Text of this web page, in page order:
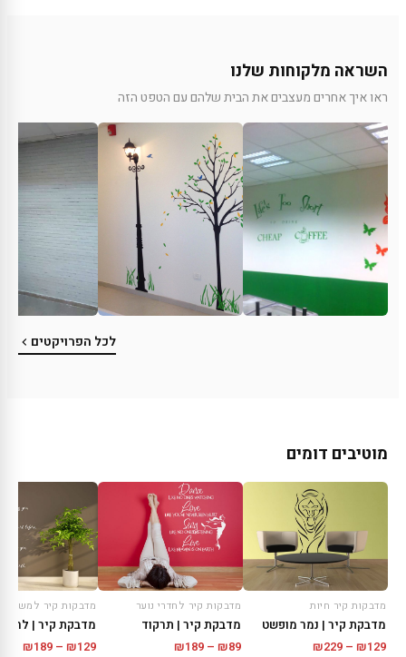
השראה מלקוחות שלנו
ראו איך אחרים מעצבים את הבית שלהם עם הטפט הזה
לכל הפרויקטים
מוטיבים דומים
מדבקות קיר חיות
מדבקת קיר | נמר מופשט
₪129
–
₪229
מדבקות קיר לחדרי נוער
מדבקת קיר | תרקוד
₪89
–
₪189
מדבקות קיר למשרד
₪129
–
₪189